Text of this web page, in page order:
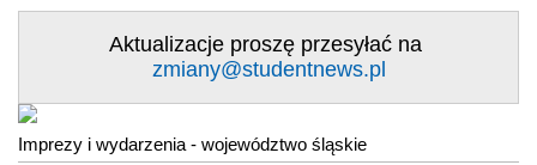
Aktualizacje proszę przesyłać na
zmiany@studentnews.pl
Imprezy i wydarzenia - województwo śląskie